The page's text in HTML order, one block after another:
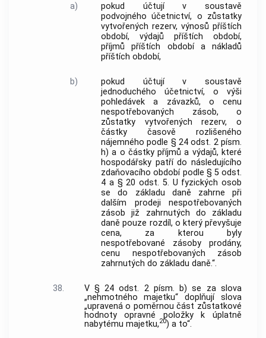
a)
pokud účtují v soustavě
podvojného účetnictví, o zůstatky
vytvořených rezerv, výnosů příštích
období, výdajů příštích období,
příjmů příštích období a nákladů
příštích období,
b)
pokud účtují v soustavě
jednoduchého účetnictví, o výši
pohledávek a závazků, o cenu
nespotřebovaných zásob, o
zůstatky vytvořených rezerv, o
částky časově rozlišeného
nájemného podle § 24 odst. 2 písm.
h) a o částky příjmů a výdajů, které
hospodářsky patří do následujícího
zdaňovacího období podle § 5 odst.
4 a § 20 odst. 5. U fyzických osob
se do základu daně zahrne při
dalším prodeji nespotřebovaných
zásob již zahrnutých do základu
daně pouze rozdíl, o který převyšuje
cena, za kterou byly
nespotřebované zásoby prodány,
cenu nespotřebovaných zásob
zahrnutých do základu daně.“.
38.
V § 24 odst. 2 písm. b) se za slova
„nehmotného majetku“ doplňují slova
„upravená o poměrnou část zůstatkové
hodnoty opravné položky k úplatně
nabytému majetku,20) a to“.